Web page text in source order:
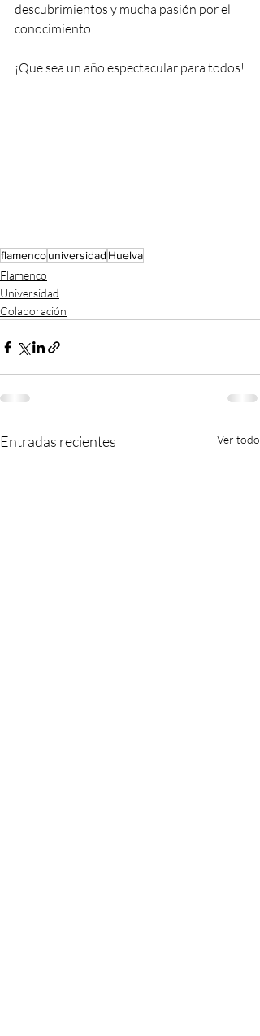
descubrimientos y mucha pasión por el
conocimiento.
¡Que sea un año espectacular para todos!
flamencouniversidad Huelva
Flamenco
Universidad
Colaboración
Entradas recientes Ver todo